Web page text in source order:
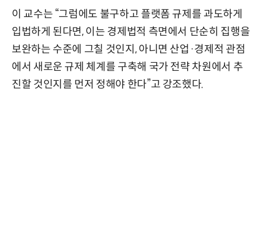
이 교수는 “그럼에도 불구하고 플랫폼 규제를 과도하게
입법하게 된다면, 이는 경제법적 측면에서 단순히 집행을
보완하는 수준에 그칠 것인지, 아니면 산업·경제적 관점
에서 새로운 규제 체계를 구축해 국가 전략 차원에서 추
진할 것인지를 먼저 정해야 한다”고 강조했다.